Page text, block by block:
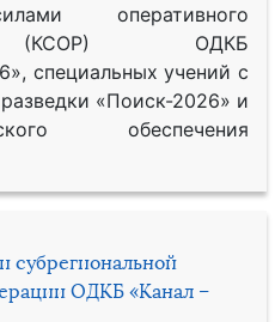
оперативного
(КСОР) ОДКБ
специальных учений с
«Поиск-2026» и
обеспечения
субрегиональной
ОДКБ «Канал –